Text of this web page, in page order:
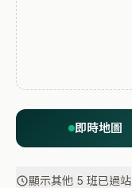
即時地圖
顯示其他 5 班已過站